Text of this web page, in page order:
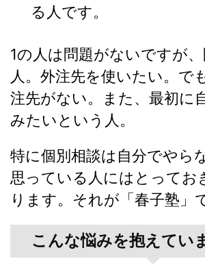
る人です。
1の人は問題がないですが
人。 外注先を使いたい。で
注先がない。また、最初に
みたいという人。
特に個別相談は自分でやら
思っている人にはとってお
ります。それが「春子塾」
こんな悩みを抱えてい